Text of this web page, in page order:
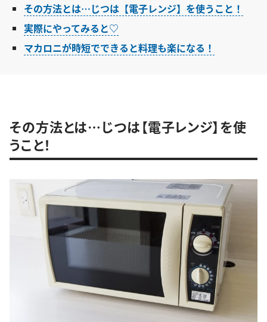
その方法とは…じつは【電子レンジ】を使うこと！
実際にやってみると♡
マカロニが時短でできると料理も楽になる！
その方法とは…じつは【電子レンジ】を使
うこと！